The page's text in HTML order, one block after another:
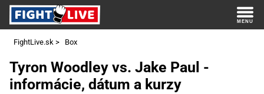
FightLive.sk > Box
Tyron Woodley vs. Jake Paul -
informácie, dátum a kurzy